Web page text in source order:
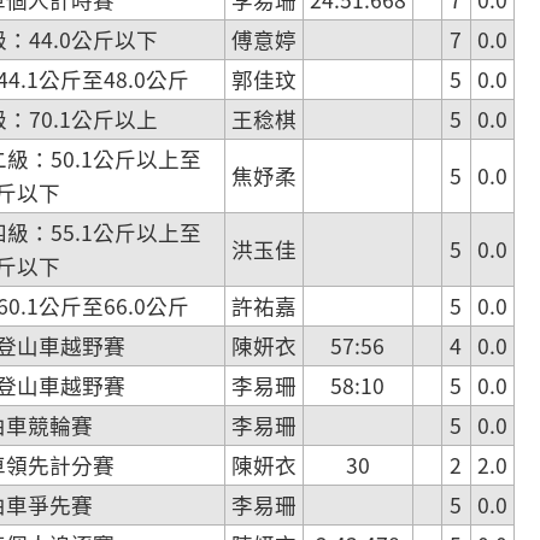
44.0公斤以下
傅意婷 7 0.0
公斤至48.0公斤
郭佳玟 5 0.0
70.1公斤以上
王稔棋 5 0.0
：50.1公斤以上至
以下
焦妤柔 5 0.0
：55.1公斤以上至
以下
洪玉佳 5 0.0
公斤至66.0公斤
許祐嘉 5 0.0
山車越野賽
陳妍衣 57:56 4 0.0
山車越野賽
李易珊 58:10 5 0.0
競輪賽
李易珊 5 0.0
先計分賽
陳妍衣 30 2 2.0
爭先賽
李易珊 5 0.0